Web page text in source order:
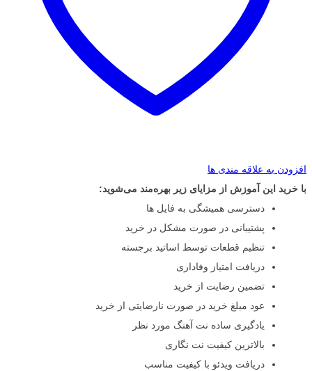
افزودن به علاقه مندی ها
با خرید این آموزش از مزایای زیر بهره‌مند می‌شوید:
دسترسی همیشگی به فایل ها
پشتیبانی در صورت مشکل در خرید
تنظیم قطعات توسط اساتید برجسته
دریافت امتیاز وفاداری
تضمین رضایت از خرید
عود مبلغ خرید در صورت نارضایتی از خرید
یادگیری ساده نت آهنگ مورد نظر
بالاترین کیفیت نت نگاری
دریافت ویدئو با کیفیت مناسب